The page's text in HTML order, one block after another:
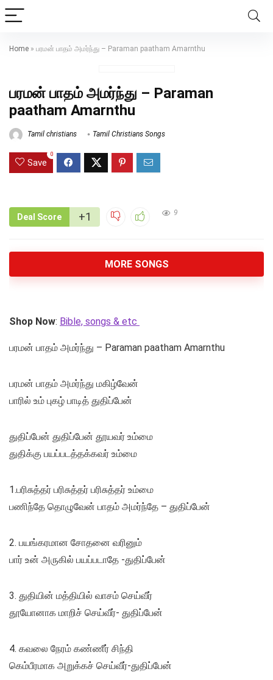
Home » பரமன் பாதம் அமர்ந்து – Paraman paatham Amarnthu
பரமன் பாதம் அமர்ந்து – Paraman
paatham Amarnthu
Tamil christians Tamil Christians Songs
Save
0
Deal Score +1 9
MORE SONGS
Shop Now: Bible, songs & etc
பரமன் பாதம் அமர்ந்து – Paraman paatham Amarnthu
பரமன் பாதம் அமர்ந்து மகிழ்வேன்
பாரில் உம் புகழ் பாடித் துதிப்பேன்
துதிப்பேன் துதிப்பேன் தூயவர் உம்மை
துதிக்கு பயப்படத்தக்கவர் உம்மை
1.பரிசுத்தர் பரிசுத்தர் பரிசுத்தர் உம்மை
பணிந்தே தொழுவேன் பாதம் அமர்ந்தே – துதிப்பேன்
2. பயங்கரமான சோதனை வரினும்
பார் உன் அருகில் பயப்படாதே -துதிப்பேன்
3. துதியின் மத்தியில் வாசம் செய்வீர்
தூயோனாக மாறிச் செய்வீர்- துதிப்பேன்
4. கவலை நேரம் கண்ணீர் சிந்தி
கெம்பீரமாக அறுக்கச் செய்வீர்-துதிப்பேன்